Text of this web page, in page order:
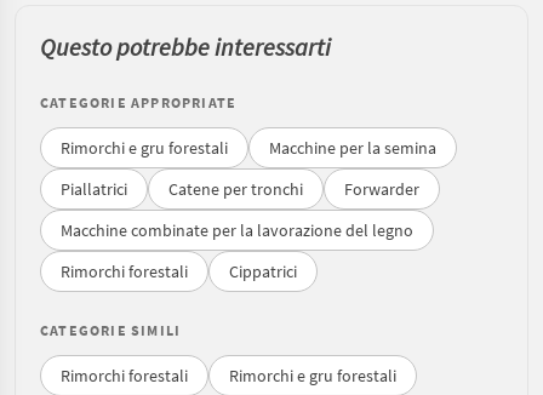
Questo potrebbe interessarti
CATEGORIE APPROPRIATE
Rimorchi e gru forestali
Macchine per la semina
Piallatrici
Catene per tronchi
Forwarder
Macchine combinate per la lavorazione del legno
Rimorchi forestali
Cippatrici
CATEGORIE SIMILI
Rimorchi forestali
Rimorchi e gru forestali